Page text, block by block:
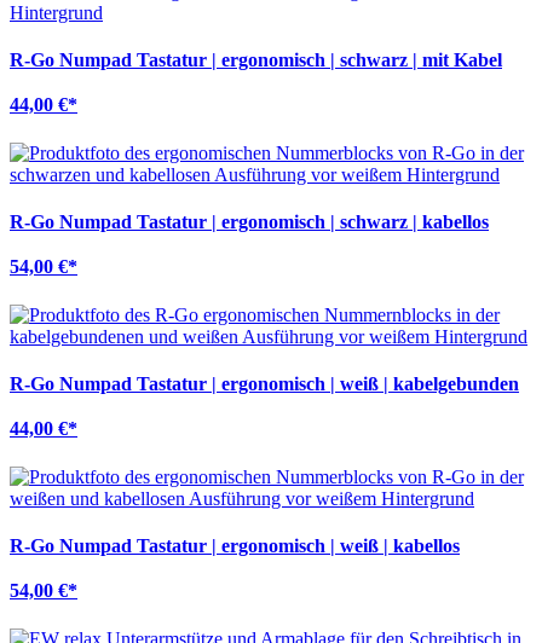
R-Go Numpad Tastatur | ergonomisch | schwarz | mit Kabel
44,00 €*
R-Go Numpad Tastatur | ergonomisch | schwarz | kabellos
54,00 €*
R-Go Numpad Tastatur | ergonomisch | weiß | kabelgebunden
44,00 €*
R-Go Numpad Tastatur | ergonomisch | weiß | kabellos
54,00 €*